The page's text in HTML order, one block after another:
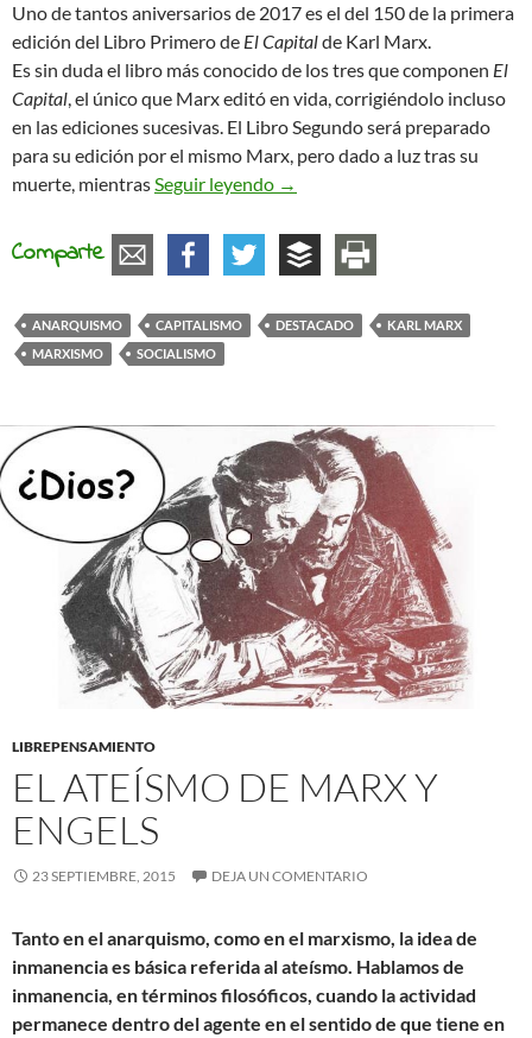
Uno de tantos aniversarios de 2017 es el del 150 de la primera
edición del Libro Primero de El Capitalde Karl Marx.
Es sin duda el libro más conocido de los tres que componen El
Capital, el único que Marx editó en vida, corrigiéndolo incluso
en las ediciones sucesivas. El Libro Segundo será preparado
para su edición por el mismo Marx, pero dado a luz tras su
muerte, mientrasSeguir leyendo El Capital y los anarquistas
→
Comparte
ANARQUISMO CAPITALISMO DESTACADO
KARL MARX
MARXISMO
SOCIALISMO
LIBREPENSAMIENTO
EL ATEÍSMO DE MARX Y
ENGELS
23 SEPTIEMBRE, 2015 DEJA UN COMENTARIO
Tanto en el anarquismo, como en el marxismo, la idea de
inmanencia es básica referida al ateísmo. Hablamos de
inmanencia, en términos filosóficos, cuando la actividad
permanece dentro del agente en el sentido de que tiene en